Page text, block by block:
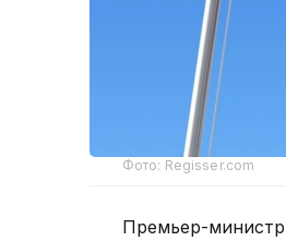
Фото: Regisser.com
Премьер-